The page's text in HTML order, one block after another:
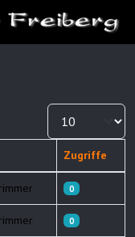
Anzeige #
Zugriffe
0
0